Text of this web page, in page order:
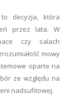
decyzja, która
przez lata. W
czy salach
mowy
oparte na
ze względu na
nadsufitowej.